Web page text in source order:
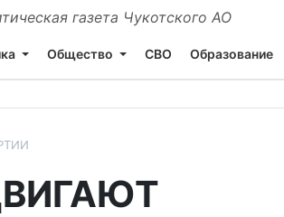
газета Чукотского АО
Общество СВО Образование